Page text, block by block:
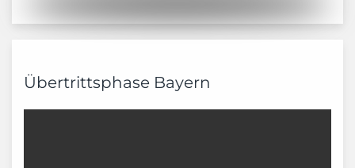
Übertrittsphase Bayern